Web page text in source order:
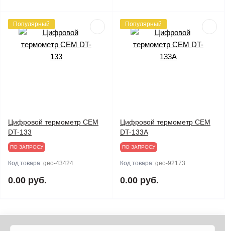
Популярный
Цифровой термометр CEM
DT-133
ПО ЗАПРОСУ
Код товара: geo-43424
0.00 руб.
Популярный
Цифровой термометр CEM
DT-133A
ПО ЗАПРОСУ
Код товара: geo-92173
0.00 руб.